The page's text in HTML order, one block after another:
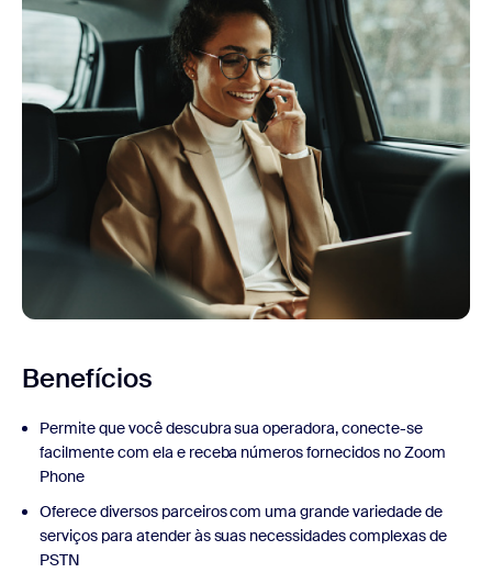
Benefícios
Permite que você descubra sua operadora, conecte-se
facilmente com ela e receba números fornecidos no Zoom
Phone
Oferece diversos parceiros com uma grande variedade de
serviços para atender às suas necessidades complexas de
PSTN